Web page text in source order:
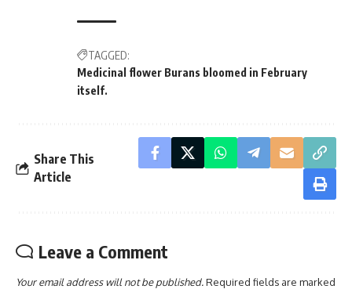
TAGGED:
Medicinal flower Burans bloomed in February
itself.
Share This
Article
Leave a Comment
Your email address will not be published.Required fields are marked